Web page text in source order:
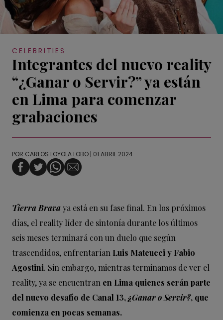
CELEBRITIES
Integrantes del nuevo reality
“¿Ganar o Servir?” ya están
en Lima para comenzar
grabaciones
POR CARLOS LOYOLA LOBO | 01 ABRIL 2024
Tierra Bravaya está en su fase final. En los próximos
días, el reality líder de sintonía durante los últimos
seis meses terminará con un duelo que según
trascendidos, enfrentarían Luis Mateucci y Fabio
Agostini. Sin embargo, mientras terminamos de ver el
reality, ya se encuentran en Lima quienes serán parte
del nuevo desafío de Canal 13,¿Ganar o Servir?, que
comienza en pocas semanas.